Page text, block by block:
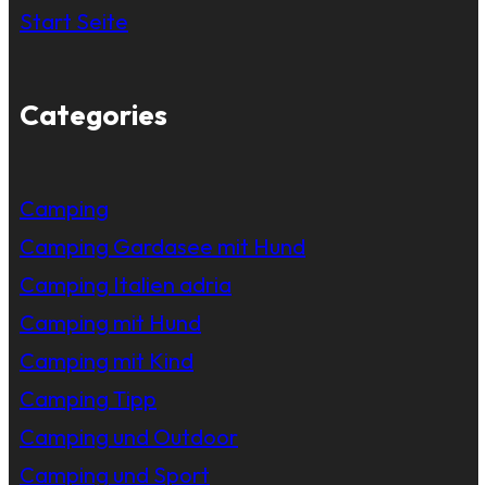
Start Seite
Categories
Camping
Camping Gardasee mit Hund
Camping Italien adria
Camping mit Hund
Camping mit Kind
Camping Tipp
Camping und Outdoor
Camping und Sport